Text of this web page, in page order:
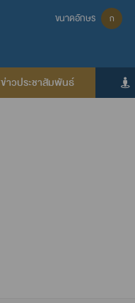
ขนาดอักษร ก
ข่าวประชาสัมพันธ์